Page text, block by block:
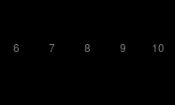
6 7 8 9 10